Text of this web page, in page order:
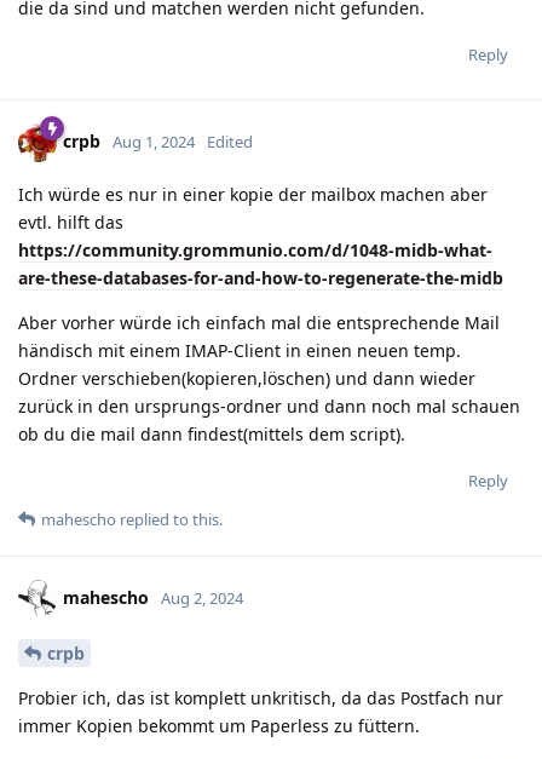
die da sind und matchen werden nicht gefunden.
Reply
crpb Aug 1, 2024 Edited
Ich würde es nur in einer kopie der mailbox machen aber
evtl. hilft das
https://community.grommunio.com/d/1048-midb-what-
are-these-databases-for-and-how-to-regenerate-the-midb
Aber vorher würde ich einfach mal die entsprechende Mail
händisch mit einem IMAP-Client in einen neuen temp.
Ordner verschieben(kopieren,löschen) und dann wieder
zurück in den ursprungs-ordner und dann noch mal schauen
ob du die mail dann findest(mittels dem script).
Reply
mahescho replied to this.
mahescho Aug 2, 2024
crpb
Probier ich, das ist komplett unkritisch, da das Postfach nur
immer Kopien bekommt um Paperless zu füttern.